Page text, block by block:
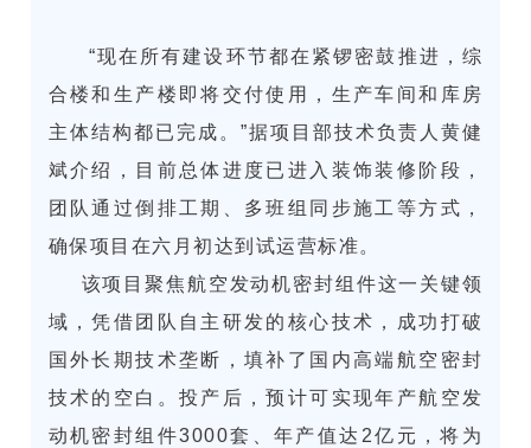
“现在所有建设环节都在紧锣密鼓推进，综
合楼和生产楼即将交付使用，生产车间和库房
主体结构都已完成。”据项目部技术负责人黄健
斌介绍，目前总体进度已进入装饰装修阶段，
团队通过倒排工期、多班组同步施工等方式，
确保项目在六月初达到试运营标准。
该项目聚焦航空发动机密封组件这一关键领
域，凭借团队自主研发的核心技术，成功打破
国外长期技术垄断，填补了国内高端航空密封
技术的空白。投产后，预计可实现年产航空发
动机密封组件3000套、年产值达2亿元，将为